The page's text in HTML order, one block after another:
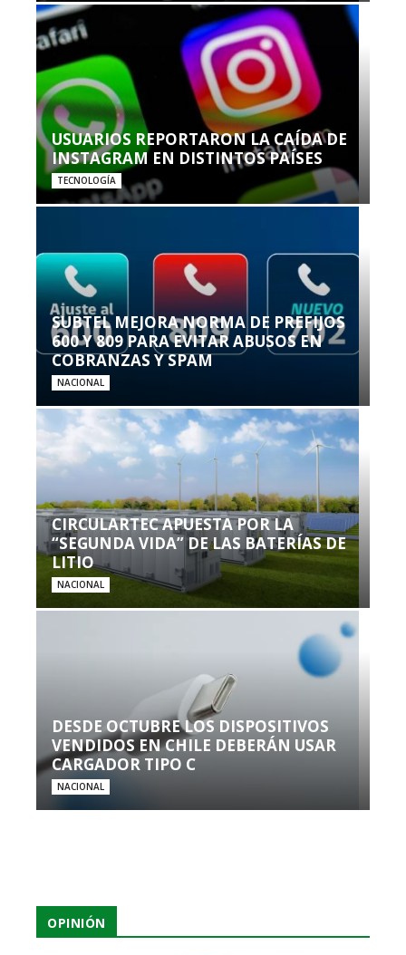
USUARIOS REPORTARON LA CAÍDA DE
INSTAGRAM EN DISTINTOS PAÍSES
TECNOLOGÍA
SUBTEL MEJORA NORMA DE PREFIJOS
600 Y 809 PARA EVITAR ABUSOS EN
COBRANZAS Y SPAM
NACIONAL
CIRCULARTEC APUESTA POR LA
“SEGUNDA VIDA” DE LAS BATERÍAS DE
LITIO
NACIONAL
DESDE OCTUBRE LOS DISPOSITIVOS
VENDIDOS EN CHILE DEBERÁN USAR
CARGADOR TIPO C
NACIONAL
OPINIÓN